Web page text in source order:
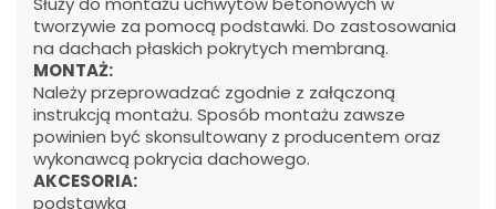
tworzywie za pomocą podstawki. Do zastosowania
na dachach płaskich pokrytych membraną.
MONTAŻ:
Należy przeprowadzać zgodnie z załączoną
instrukcją montażu. Sposób montażu zawsze
powinien być skonsultowany z producentem oraz
wykonawcą pokrycia dachowego.
AKCESORIA:
podstawka